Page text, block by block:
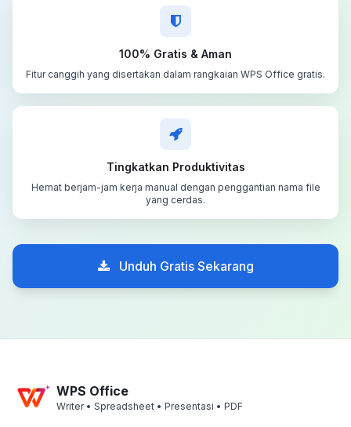
100% Gratis & Aman
Fitur canggih yang disertakan dalam rangkaian WPS Office gratis.
Tingkatkan Produktivitas
Hemat berjam-jam kerja manual dengan penggantian nama file
yang cerdas.
Unduh Gratis Sekarang
WPS Office
Writer • Spreadsheet • Presentasi • PDF